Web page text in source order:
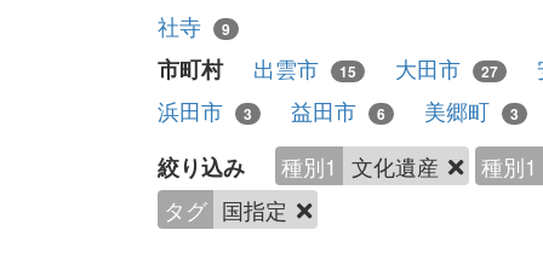
社寺
9
市町村 出雲市 15 大田市 27
浜田市
3 益田市 6 美郷町 3
絞り込み 種別1 文化遺産
種別1
タグ 国指定